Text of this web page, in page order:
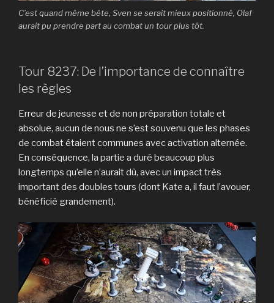
C’est quand même bête, Sven se serait mieux positionné, Olaf
aurait pu prendre part au combat un tour plus tôt.
Tour 8237: De l’importance de connaître
les règles
Erreur de jeunesse et de non préparation totale et
absolue, aucun de nous ne s’est souvenu que les phases
de combat étaient communes avec activation alternée.
En conséquence, la partie a duré beaucoup plus
longtemps qu’elle n’aurait dû, avec un impact très
important des doubles tours (dont Kate a, il faut l’avouer,
bénéficié grandement).